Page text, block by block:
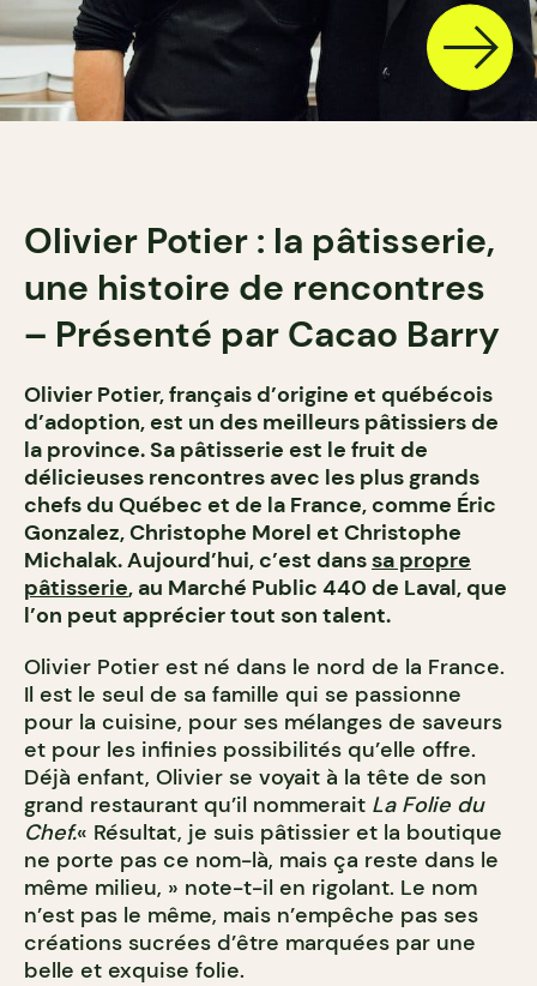
Olivier Potier : la pâtisserie,
une histoire de rencontres
– Présenté par Cacao Barry
Olivier Potier, français d’origine et québécois
d’adoption, est un des meilleurs pâtissiers de
la province. Sa pâtisserie est le fruit de
délicieuses rencontres avec les plus grands
chefs du Québec et de la France, comme Éric
Gonzalez, Christophe Morel et Christophe
Michalak. Aujourd’hui, c’est danssa propre
pâtisserie, au Marché Public 440 de Laval, que
l’on peut apprécier tout son talent.
Olivier Potier est né dans le nord de la France.
Il est le seul de sa famille qui se passionne
pour la cuisine, pour ses mélanges de saveurs
et pour les infinies possibilités qu’elle offre.
Déjà enfant, Olivier se voyait à la tête de son
grand restaurant qu’il nommerait La Folie du
Chef.« Résultat, je suis pâtissier et la boutique
ne porte pas ce nom-là, mais ça reste dans le
même milieu, » note-t-il en rigolant. Le nom
n’est pas le même, mais n’empêche pas ses
créations sucrées d’être marquées par une
belle et exquise folie.